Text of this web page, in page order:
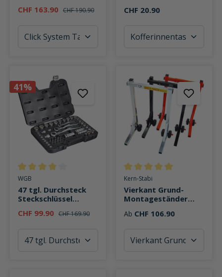
CHF 163.90 CHF 190.90 CHF 20.90
41%
Durchschnittliche Bewertung von 4 von 5 Sternen
WGB
47 tgl. Durchsteck
Steckschlüssel
CHF 99.90 CHF 169.90
Durchschnittliche Bewertung
Kern-Stabi
Vierkant Grund-
Montageständer
Ab CHF 106.90